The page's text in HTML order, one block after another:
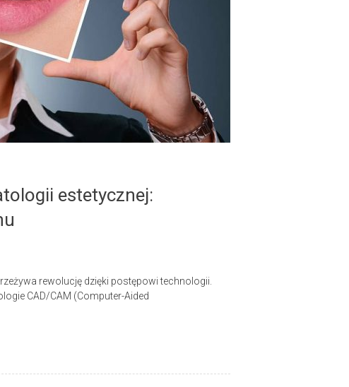
estetycznej:
rewolucję dzięki postępowi technologii.
CAD/CAM (Computer-Aided